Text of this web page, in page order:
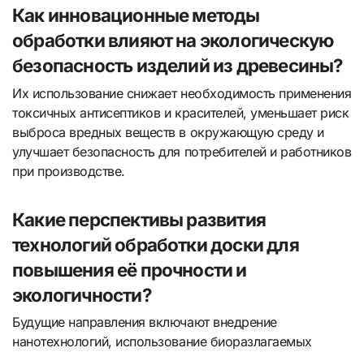
Как инновационные методы
обработки влияют на экологическую
безопасность изделий из древесины?
Их использование снижает необходимость применения
токсичных антисептиков и красителей, уменьшает риск
выброса вредных веществ в окружающую среду и
улучшает безопасность для потребителей и работников
при производстве.
Какие перспективы развития
технологий обработки доски для
повышения её прочности и
экологичности?
Будущие направления включают внедрение
нанотехнологий, использование биоразлагаемых